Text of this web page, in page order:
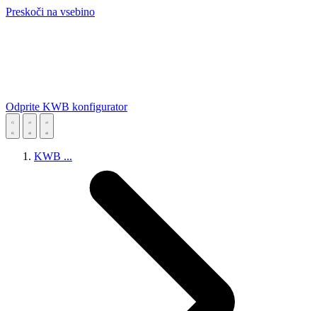
Preskoči na vsebino
Odprite KWB konfigurator
KWB ...